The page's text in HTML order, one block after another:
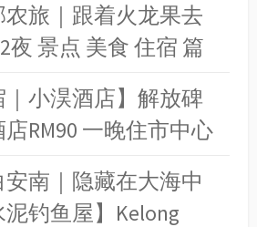
农旅｜跟着火龙果去
夜 景点 美食 住宿 篇
｜小淏酒店】解放碑
RM90 一晚住市中心
安南｜隐藏在大海中
钓鱼屋】Kelong